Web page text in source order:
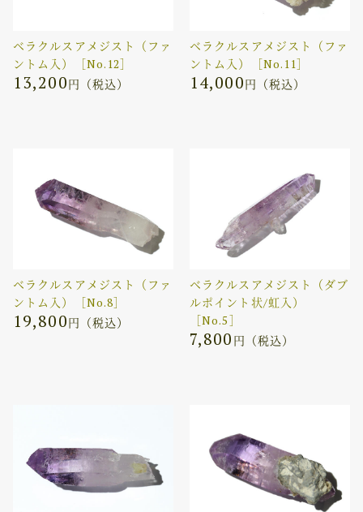
ベラクルスアメジスト（ファ
ントム入）［No.12］
13,200円（税込）
ベラクルスアメジスト（ファ
ントム入）［No.11］
14,000円（税込）
ベラクルスアメジスト（ファ
ントム入）［No.8］
19,800円（税込）
ベラクルスアメジスト（ダブ
ルポイント状/虹入）
［No.5］
7,800 円（税込）